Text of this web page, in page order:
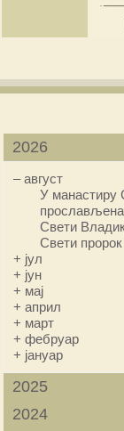
2026
–август
У манастиру
Свети
Свети
+ јул
+ јун
+ мај
+април
+ март
+фебруар
+ јануар
2025
2024